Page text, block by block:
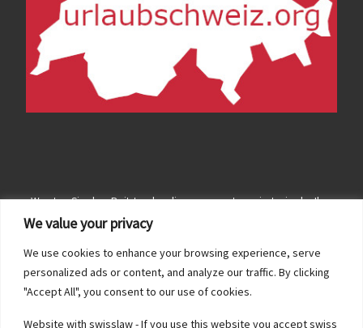
We value your privacy
We use cookies to enhance your browsing experience, serve
personalized ads or content, and analyze our traffic. By clicking
"Accept All", you consent to our use of cookies.
Website with swisslaw - If you use this website you accept swiss
Wussten Sie dass Reitstunden .li genauso gut reagiert wir .ch - Ihre
Chance dank unseren Portalen top gefunden werden mit z.B
Reitstunden Berner Oberland oder Reitstunden Rheintal oder
Reitstunden Lichtenstein ...